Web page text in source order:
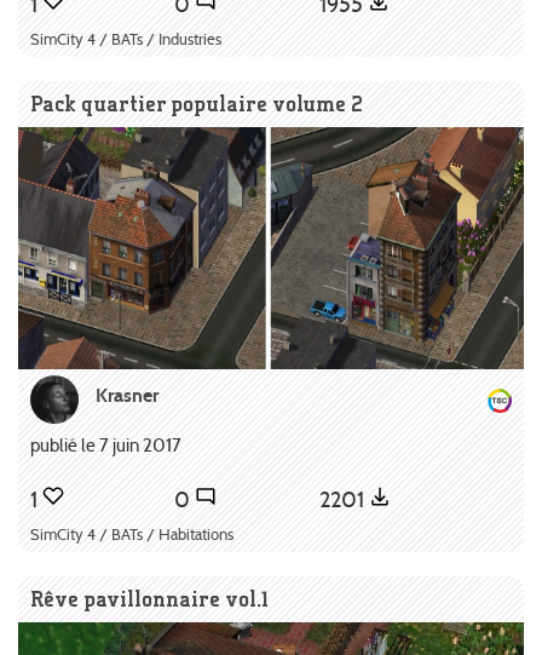
SimCity 4 / BATs / Industries
Pack quartier populaire volume 2
Krasner
publié le 7 juin 2017
1 0 2201
SimCity 4 / BATs / Habitations
Rêve pavillonnaire vol.1